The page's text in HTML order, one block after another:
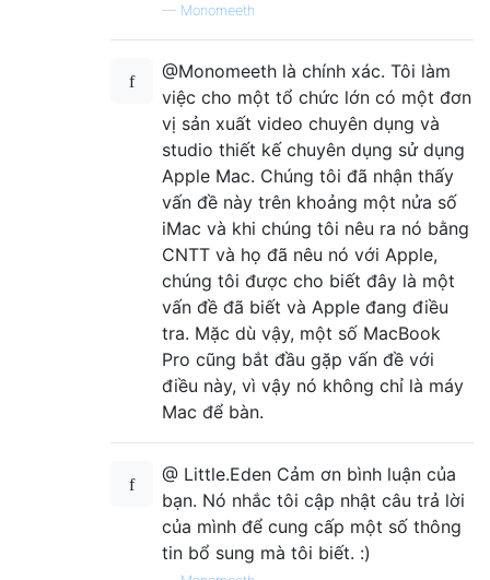
— Monomeeth
@Monomeeth là chính xác. Tôi làm
việc cho một tổ chức lớn có một đơn
vị sản xuất video chuyên dụng và
studio thiết kế chuyên dụng sử dụng
Apple Mac. Chúng tôi đã nhận thấy
vấn đề này trên khoảng một nửa số
iMac và khi chúng tôi nêu ra nó bằng
CNTT và họ đã nêu nó với Apple,
chúng tôi được cho biết đây là một
vấn đề đã biết và Apple đang điều
tra. Mặc dù vậy, một số MacBook
Pro cũng bắt đầu gặp vấn đề với
điều này, vì vậy nó không chỉ là máy
Mac để bàn.
@ Little.Eden Cảm ơn bình luận của
bạn. Nó nhắc tôi cập nhật câu trả lời
của mình để cung cấp một số thông
tin bổ sung mà tôi biết. :)